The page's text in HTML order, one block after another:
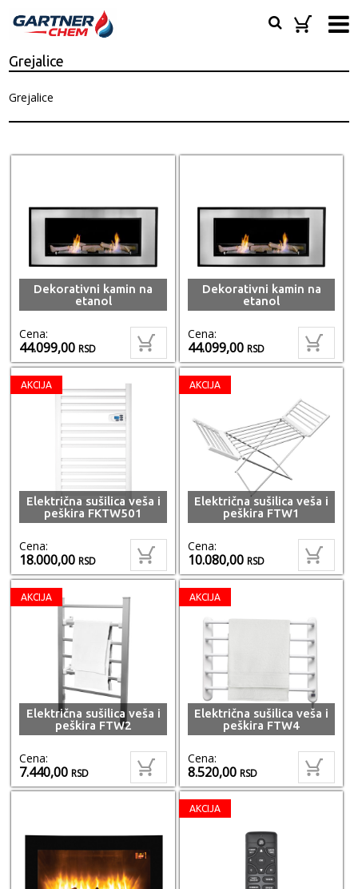
Grejalice
Grejalice
Dekorativni kamin na
etanol
Cena:
44.099,00RSD
Dekorativni kamin na
etanol
Cena:
44.099,00RSD
AKCIJA
Električna sušilica veša i
peškira FKTW501
Cena:
18.000,00RSD
AKCIJA
Električna sušilica veša i
peškira FTW1
Cena:
10.080,00RSD
AKCIJA
Električna sušilica veša i
peškira FTW2
Cena:
7.440,00RSD
AKCIJA
Električna sušilica veša i
peškira FTW4
Cena:
8.520,00RSD
AKCIJA